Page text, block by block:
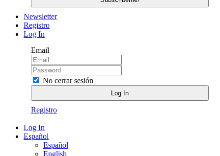
Newsletter
Registro
Log In
Email
No cerrar sesión
Registro
Log In
Español
Español
English